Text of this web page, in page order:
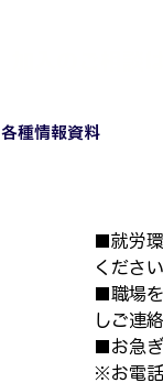
各種情報資料
■就労
ください
■職場
しご連
■お急
※お電話